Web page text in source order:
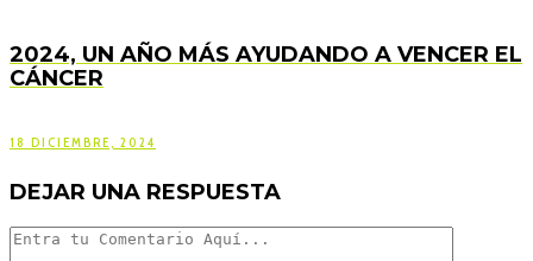
2024, UN AÑO MÁS AYUDANDO A VENCER EL
CÁNCER
18 DICIEMBRE, 2024
DEJAR UNA RESPUESTA